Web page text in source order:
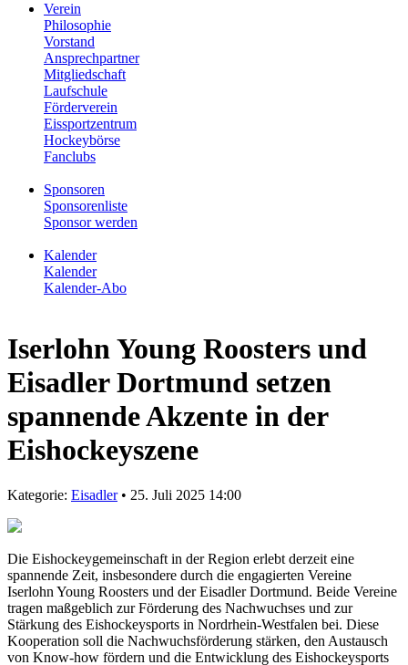
Verein
Philosophie
Vorstand
Ansprechpartner
Mitgliedschaft
Laufschule
Förderverein
Eissportzentrum
Hockeybörse
Fanclubs
Sponsoren
Sponsorenliste
Sponsor werden
Kalender
Kalender
Kalender-Abo
Iserlohn Young Roosters und
Eisadler Dortmund setzen
spannende Akzente in der
Eishockeyszene
Kategorie: Eisadler• 25. Juli 2025 14:00
Die Eishockeygemeinschaft in der Region erlebt derzeit eine
spannende Zeit, insbesondere durch die engagierten Vereine
Iserlohn Young Roosters und der Eisadler Dortmund. Beide Vereine
tragen maßgeblich zur Förderung des Nachwuchses und zur
Stärkung des Eishockeysports in Nordrhein-Westfalen bei. Diese
Kooperation soll die Nachwuchsförderung stärken, den Austausch
von Know-how fördern und die Entwicklung des Eishockeysports